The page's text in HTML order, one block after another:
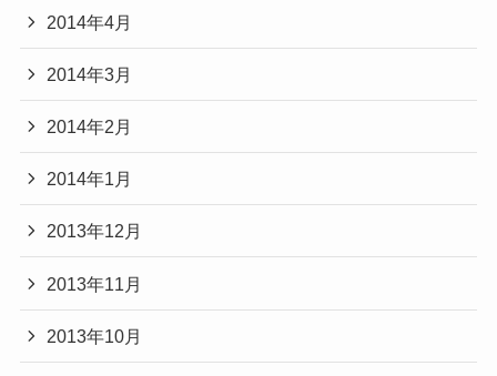
2014年4月
2014年3月
2014年2月
2014年1月
2013年12月
2013年11月
2013年10月